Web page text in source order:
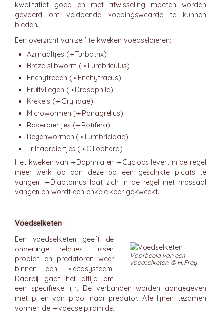
kwalitatief goed en met afwisseling moeten worden
gevoerd om voldoende voedingswaarde te kunnen
bieden.
Een overzicht van zelf te kweken voedseldieren:
Azijnaaltjes (➛Turbatrix)
Broze slibworm (➛Lumbriculus)
Enchytreeën (➛Enchytraeus)
Fruitvliegen (➛Drosophila)
Krekels (➛Gryllidae)
Microwormen (➛Panagrellus)
Raderdiertjes (➛Rotifera)
Regenwormen (➛Lumbricidae)
Trilhaardiertjes (➛Ciliophora)
Het kweken van ➛Daphnia en ➛Cyclops levert in de regel
meer werk op dan deze op een geschikte plaats te
vangen. ➛Diaptomus laat zich in de regel niet massaal
vangen en wordt een enkele keer gekweekt.
Voedselketen
Voorbeeld van een
voedselketen. © H. Frey
Een voedselketen geeft de
onderlinge relaties tussen
prooien en predatoren weer
binnen een ➛ecosysteem.
Daarbij gaat het altijd om
een specifieke lijn. De verbanden worden aangegeven
met pijlen van prooi naar predator. Alle lijnen tezamen
vormen de ➛voedselpiramide.